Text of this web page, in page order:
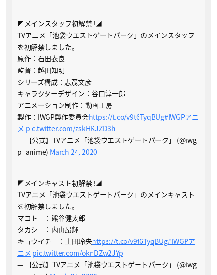
◤メインスタッフ初解禁‼◢
TVアニメ「池袋ウエストゲートパーク」のメインスタッフ
を初解禁しました。
原作：石田衣良
監督：越田知明
シリーズ構成：志茂文彦
キャラクターデザイン：谷口淳一郎
アニメーション制作：動画工房
製作：IWGP製作委員会https://t.co/v9t6TyqBUg#IWGPアニ
メ pic.twitter.com/zskHKJZD3h
— 【公式】TVアニメ「池袋ウエストゲートパーク」 (@iwg
p_anime) March 24, 2020
◤メインキャスト初解禁‼◢
TVアニメ「池袋ウエストゲートパーク」のメインキャスト
を初解禁しました。
マコト ：熊谷健太郎
タカシ ：内山昂輝
キョウイチ ：土田玲央https://t.co/v9t6TyqBUg#IWGPア
ニメ pic.twitter.com/oknDZw2JYp
— 【公式】TVアニメ「池袋ウエストゲートパーク」 (@iwg